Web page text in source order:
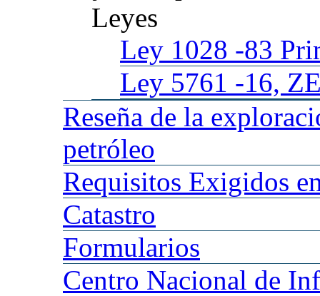
Leyes
Ley 1028 -83
Ley 5761 -16,
Reseña de la
petróleo
Requisitos Exigidos
Catastro
Formularios
Centro Nacional de